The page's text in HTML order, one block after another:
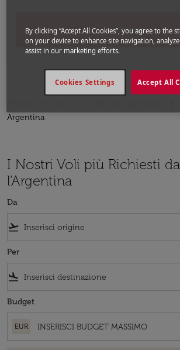
Cerca
Argentina
I Nostri Voli più Richiesti
l'Argentina
Da
flight_takeoff
Per
flight_land
Budget
EUR
By clicking “Accept All Cookies”, you agree to the
on your device to enhance site navigation,
assist in our marketing efforts.
Accept All
Cookies Settings